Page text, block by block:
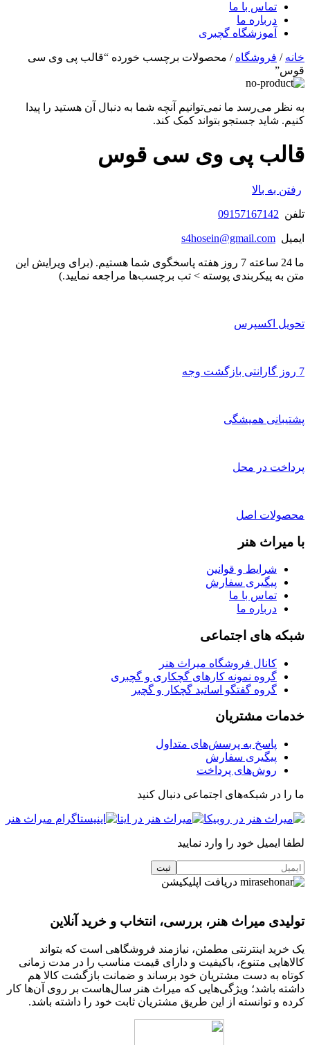
تماس با ما
درباره ما
آموزشگاه گچبری
خانه / فروشگاه / محصولات برچسب خورده “قالب پی وی سی
قوس”
به نظر می‌رسد ما نمی‌توانیم آنچه شما به دنبال آن هستید را پیدا
کنیم. شاید جستجو بتواند کمک کند.
قالب پی وی سی قوس
رفتن به بالا
تلفن 09157167142
ایمیل s4hosein@gmail.com
ما 24 ساعته 7 روز هفته پاسخگوی شما هستیم. (برای ویرایش این
متن به پیکربندی پوسته > تب برچسب‌ها مراجعه نمایید.)
تحویل اکسپرس
7 روز گارانتی بازگشت وجه
پشتیبانی همیشگی
پرداخت در محل
محصولات اصل
با میراث هنر
شرایط و قوانین
پیگیری سفارش
تماس با ما
درباره ما
شبکه های اجتماعی
کانال فروشگاه میراث هنر
گروه نمونه کارهای گچکاری و گچبری
گروه گفتگو اساتید گچکار و گچبر
خدمات مشتریان
پاسخ به پرسش‌های متداول
پیگیری سفارش
روش‌های پرداخت
ما را در شبکه‌های اجتماعی دنبال کنید
لطفا ایمیل خود را وارد نمایید
دریافت اپلیکیشن
تولیدی میراث هنر، بررسی، انتخاب و خرید آنلاین
یک خرید اینترنتی مطمئن، نیازمند فروشگاهی است که بتواند
کالاهایی متنوع، باکیفیت و دارای قیمت مناسب را در مدت زمانی
کوتاه به دست مشتریان خود برساند و ضمانت بازگشت کالا هم
داشته باشد؛ ویژگی‌هایی که میراث هنر سال‌هاست بر روی آن‌ها کار
کرده و توانسته از این طریق مشتریان ثابت خود را داشته باشد.